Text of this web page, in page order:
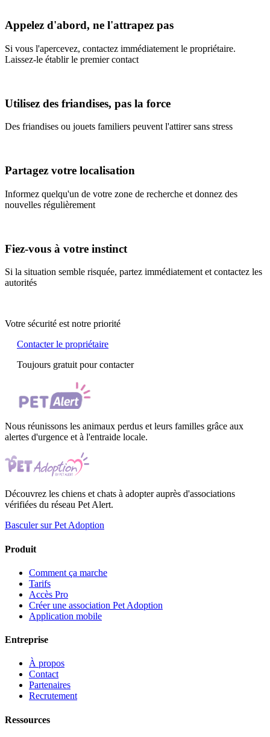
Appelez d'abord, ne l'attrapez pas
Si vous l'apercevez, contactez immédiatement le propriétaire.
Laissez-le établir le premier contact
Utilisez des friandises, pas la force
Des friandises ou jouets familiers peuvent l'attirer sans stress
Partagez votre localisation
Informez quelqu'un de votre zone de recherche et donnez des
nouvelles régulièrement
Fiez-vous à votre instinct
Si la situation semble risquée, partez immédiatement et contactez les
autorités
Votre sécurité est notre priorité
Contacter le propriétaire
Toujours gratuit pour contacter
Nous réunissons les animaux perdus et leurs familles grâce aux
alertes d'urgence et à l'entraide locale.
Découvrez les chiens et chats à adopter auprès d'associations
vérifiées du réseau Pet Alert.
Basculer sur Pet Adoption
Produit
Comment ça marche
Tarifs
Accès Pro
Créer une association Pet Adoption
Application mobile
Entreprise
À propos
Contact
Partenaires
Recrutement
Ressources